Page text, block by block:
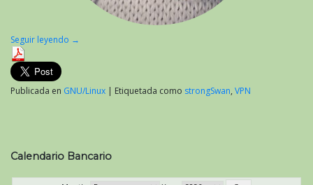
Seguir leyendo →
Publicada en GNU/Linux | Etiquetada como strongSwan, VPN
Calendario Bancario